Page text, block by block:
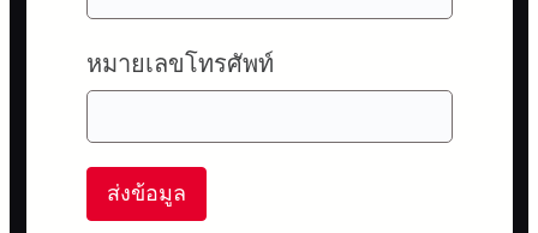
หมายเลขโทรศัพท์
ส่งข้อมูล